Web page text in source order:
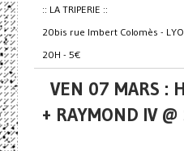
:: LA TRIPERIE ::
20bis rue Imbert Colomès -
20H - 5€
VEN 07 MARS :
+ RAYMOND IV @